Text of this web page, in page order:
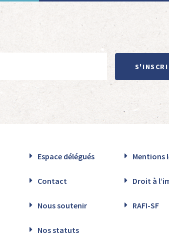
Espace délégués Mentions
Contact Droit à
Nous soutenir RAFI-SF
Nos statuts